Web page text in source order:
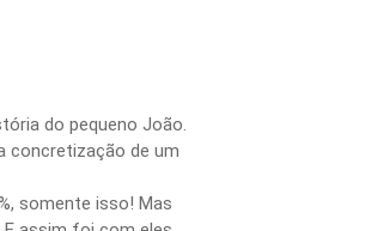
do pequeno João.
concretização de um
somente isso! Mas